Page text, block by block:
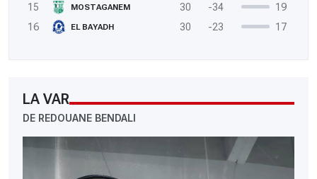
15
MOSTAGANEM 30 -34
19
16
EL BAYADH 30 -23 17
LA VAR
DE REDOUANE BENDALI